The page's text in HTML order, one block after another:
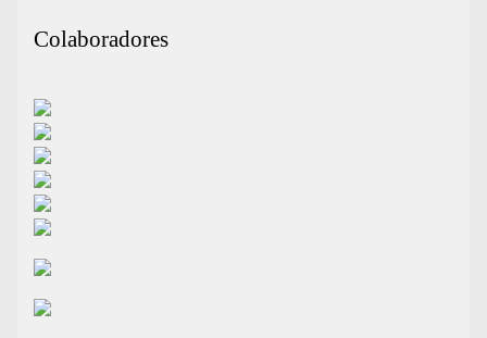
Colaboradores